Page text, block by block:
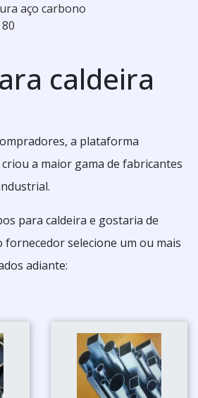
aço carbono
caldeira
a plataforma
a maior gama de fabricantes
para caldeira e gostaria de
selecione um ou mais
adiante: